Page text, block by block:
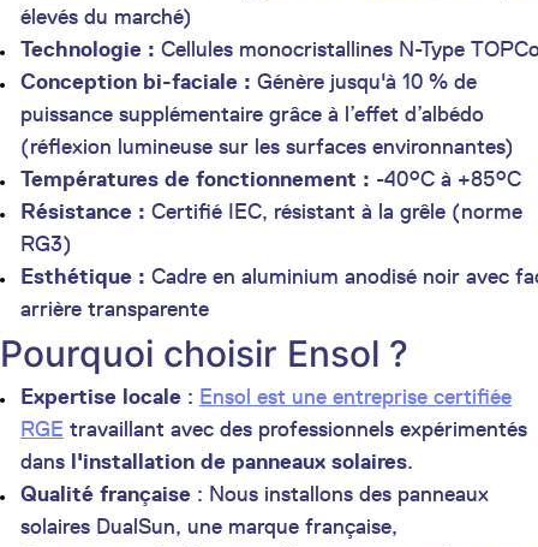
élevés du marché)
Technologie : Cellules monocristallines N-Type
Conception bi-faciale : Génère jusqu'à 10 % de
puissance supplémentaire grâce à l’effet d’albédo
(réflexion lumineuse sur les surfaces environnantes)
Températures de fonctionnement : -40°C à +85°C
Résistance : Certifié IEC, résistant à la grêle (norme
RG3)
Esthétique : Cadre en aluminium anodisé noir avec
arrière transparente
Pourquoi choisir Ensol ?
Expertise locale : Ensol est une entreprise certifiée
RGE travaillant avec des professionnels expérimentés
dans l'installation de panneaux solaires.
Qualité française : Nous installons des panneaux
solaires DualSun, une marque française,